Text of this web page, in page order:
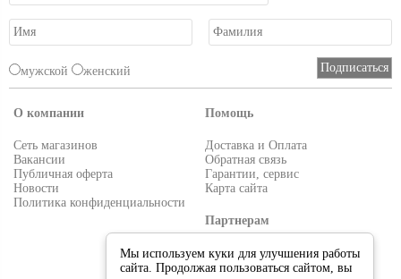
мужской женский
О компании
Сеть магазинов
Вакансии
Публичная оферта
Новости
Политика конфиденциальности
Помощь
Доставка и Оплата
Обратная связь
Гарантии, сервис
Карта сайта
Партнерам
Условия работы
Реквизиты
Мы используем куки для улучшения работы
сайта. Продолжая пользоваться сайтом, вы